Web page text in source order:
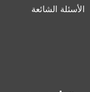
الأسئلة الشائعة